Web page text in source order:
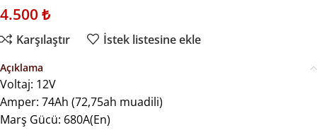
4.500 ₺
Karşılaştır İstek listesine ekle
Açıklama
Voltaj: 12V
Amper: 74Ah (72,75ah muadili)
Marş Gücü: 680A(En)